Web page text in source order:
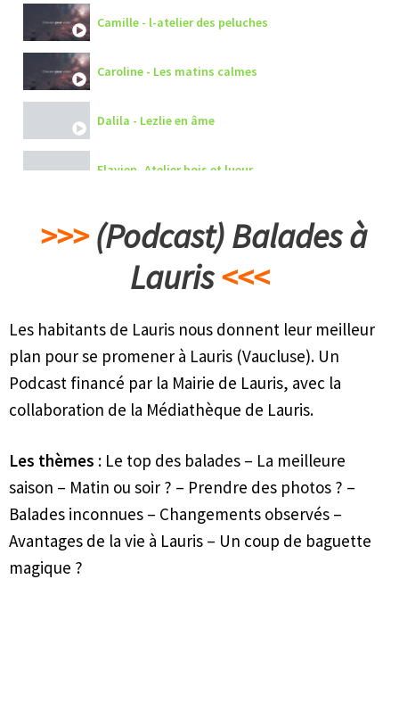
Camille - l-atelier des peluches
Caroline - Les matins calmes
Dalila - Lezlie en âme
Flavien- Atelier bois et lueur
Françoise - La pause Kfée
Lorie - Rezcréa 04
Océane - Océcréa
Paola - créa 108
Sylvie - Les bracelets de Sylvie
>>>(Podcast) Balades à
Lauris<<<
Les habitants de Lauris nous donnent leur meilleur
plan pour se promener à Lauris (Vaucluse). Un
Podcast financé par la Mairie de Lauris, avec la
collaboration de la Médiathèque de Lauris.
Les thèmes : Le top des balades – La meilleure
saison – Matin ou soir ? – Prendre des photos ? –
Balades inconnues – Changements observés –
Avantages de la vie à Lauris – Un coup de baguette
magique ?